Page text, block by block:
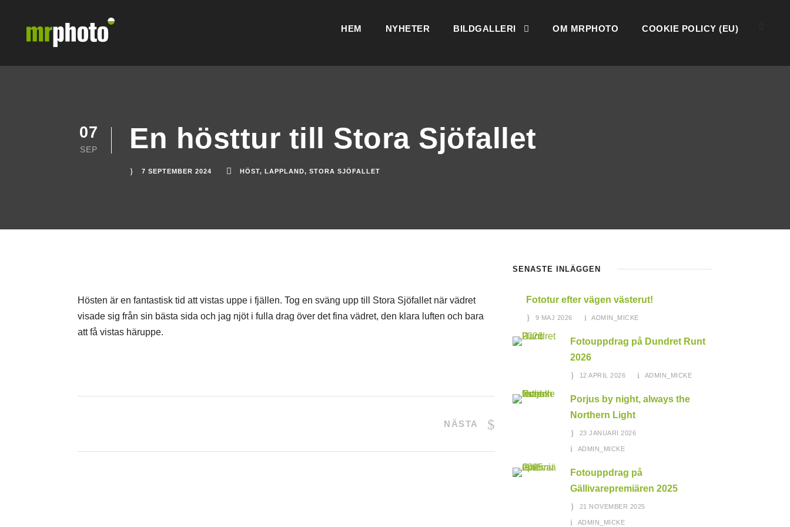
HEM NYHETER BILDGALLERI OM MRPHOTO COOKIE POLICY (EU)
07
SEP En hösttur till Stora Sjöfallet
7 SEPTEMBER 2024 HÖST, LAPPLAND, STORA SJÖFALLET
Hösten är en fantastisk tid att vistas uppe i fjällen. Tog en sväng upp till Stora Sjöfallet när vädret
visade sig från sin bästa sida och jag njöt i fulla drag över det fina vädret, den klara luften och bara
att få vistas häruppe.
NÄSTA
SENASTE INLÄGGEN
Fototur efter vägen västerut!
9 MAJ 2026 ADMIN_MICKE
Fotouppdrag på Dundret Runt
2026
12 APRIL 2026 ADMIN_MICKE
Porjus by night, always the
Northern Light
23 JANUARI 2026
ADMIN_MICKE
Fotouppdrag på
Gällivarepremiären 2025
21 NOVEMBER 2025
ADMIN_MICKE